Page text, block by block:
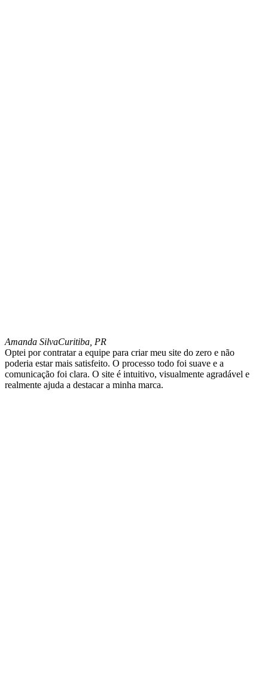
Amanda SilvaCuritiba, PR
Optei por contratar a equipe para criar meu site do zero e não
poderia estar mais satisfeito. O processo todo foi suave e a
comunicação foi clara. O site é intuitivo, visualmente agradável e
realmente ajuda a destacar a minha marca.